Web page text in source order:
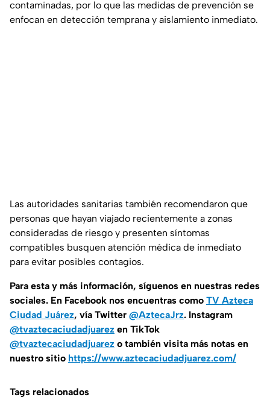
contaminadas, por lo que las medidas de prevención se
enfocan en detección temprana y aislamiento inmediato.
Las autoridades sanitarias también recomendaron que
personas que hayan viajado recientemente a zonas
consideradas de riesgo y presenten síntomas
compatibles busquen atención médica de inmediato
para evitar posibles contagios.
Para esta y más información, síguenos en nuestras redes
sociales. En Facebook nos encuentras como TV Azteca
Ciudad Juárez, vía Twitter @AztecaJrz. Instagram
@tvaztecaciudadjuarez en TikTok
@tvaztecaciudadjuarez o también visita más notas en
nuestro sitio https://www.aztecaciudadjuarez.com/
Tags relacionados